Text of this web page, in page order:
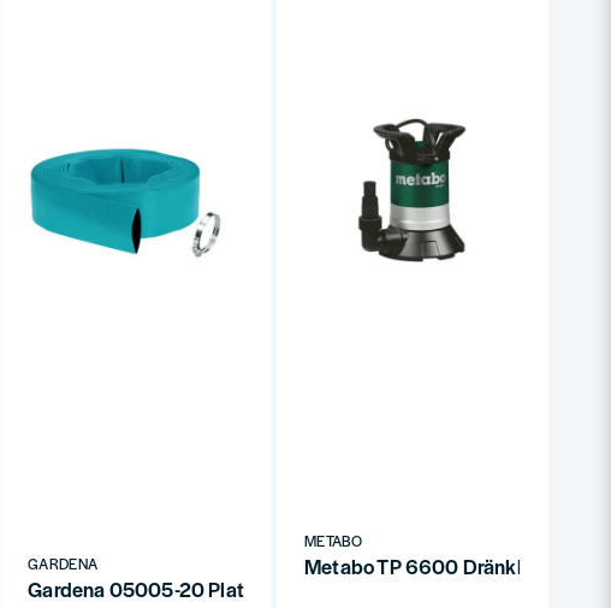
9000
GARDENA
Gardena 05005-20 Plattslang kit 38mm 1 1/2" 10m
METABO
Metabo TP 6600 Dränkbar Pump